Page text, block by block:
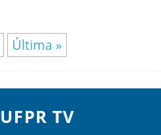
Última »
UFPR TV